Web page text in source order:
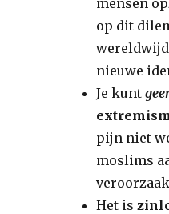
mensen
op dit
nieuwe
Je kunt
pijn niet
moslims
Het is